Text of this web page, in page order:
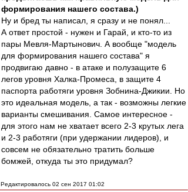
формирования нашего состава.)
Ну и бред ты написал, я сразу и не понял...
А ответ простой - нужен и Гарай, и кто-то из
пары Мевля-Мартынович. А вообще "модель
для формирования нашего состава" я
продвигаю давно - в атаке и полузащите 6
легов уровня Халка-Промеса, в защите 4
паспорта работяги уровня Зобнина-Джикии. Но
это идеальная модель, а так - возможны легкие
варианты смешивания. Самое интересное -
для этого нам не хватает всего 2-3 крутых лега
и 2-3 работяги (при удержании лидеров), и
совсем не обязательно тратить больше
бомжей, откуда ты это придумал?
Редактировалось 02 сен 2017 01:02